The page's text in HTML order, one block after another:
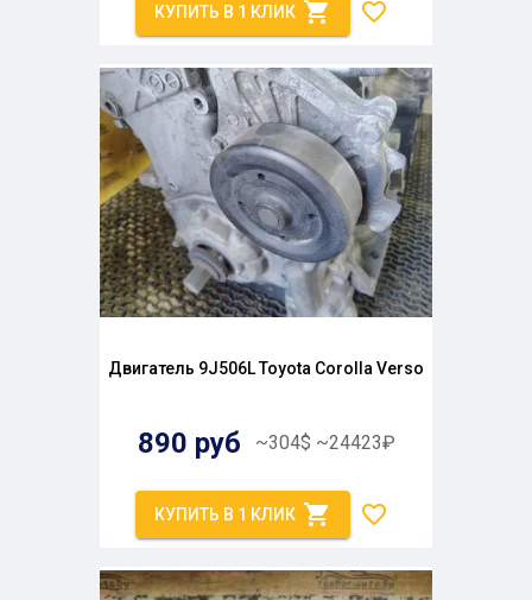
КУПИТЬ В 1 КЛИК
Двигатель 9J506L Toyota Corolla Verso
890 руб ~304$ ~24423₽
КУПИТЬ В 1 КЛИК